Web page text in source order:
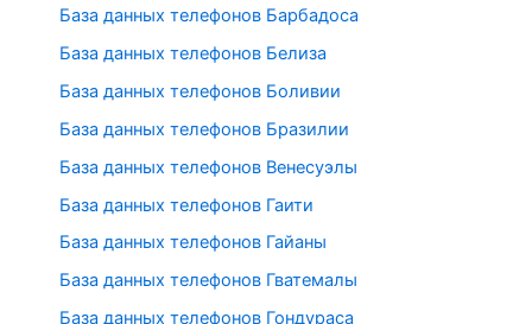
База данных телефонов Барбадоса
База данных телефонов Белиза
База данных телефонов Боливии
База данных телефонов Бразилии
База данных телефонов Венесуэлы
База данных телефонов Гаити
База данных телефонов Гайаны
База данных телефонов Гватемалы
База данных телефонов Гондураса